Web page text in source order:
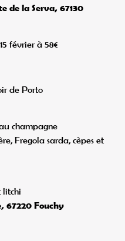
de la Serva, 67130
février à 58€
de Porto
champagne
Fregola sarda, cèpes et
litchi
67220 Fouchy